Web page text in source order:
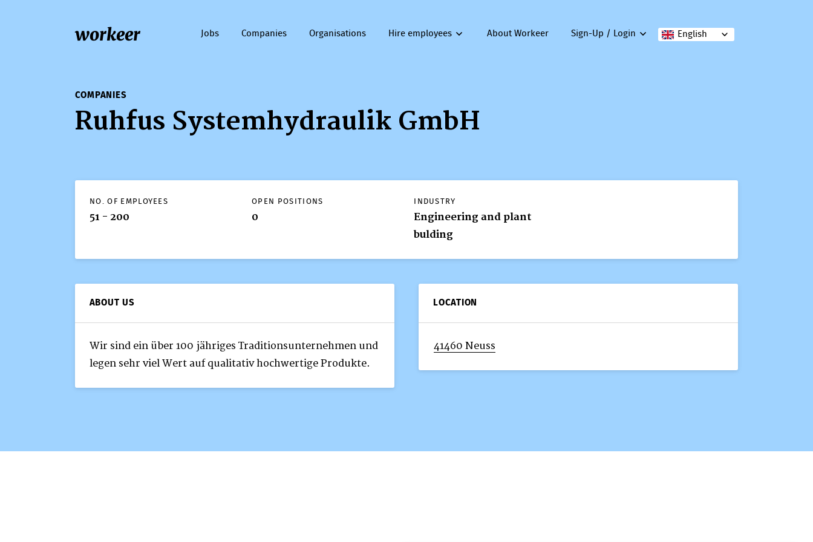
workeer English
Jobs Companies Organisations Hire employees About Workeer Sign-Up / Login
COMPANIES
Ruhfus Systemhydraulik GmbH
NO. OF EMPLOYEES
51 - 200
OPEN POSITIONS
0
INDUSTRY
Engineering and plant
bulding
ABOUT US
Wir sind ein über 100 jähriges Traditionsunternehmen und
legen sehr viel Wert auf qualitativ hochwertige Produkte.
LOCATION
41460 Neuss